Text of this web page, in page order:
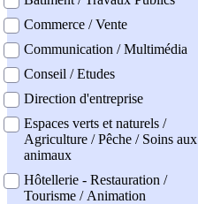
Commerce / Vente
Communication / Multimédia
Conseil / Etudes
Direction d'entreprise
Espaces verts et naturels /
Agriculture / Pêche / Soins aux
animaux
Hôtellerie - Restauration /
Tourisme / Animation